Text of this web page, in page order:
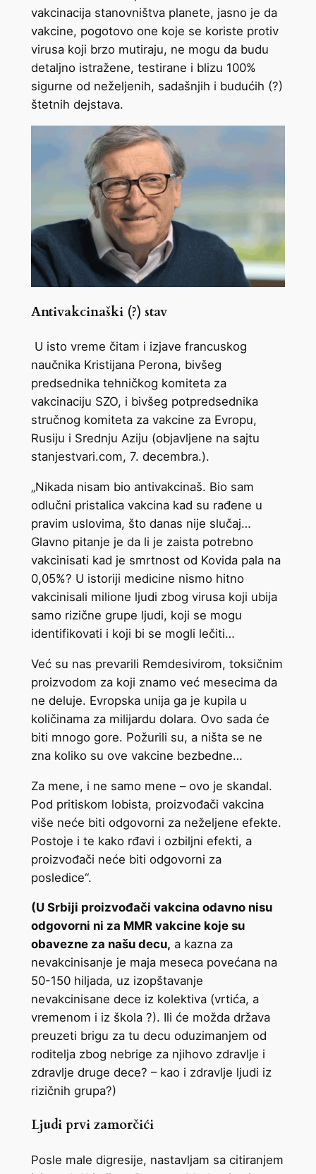
vakcinacija stanovništva planete, jasno je da
vakcine, pogotovo one koje se koriste protiv
virusa koji brzo mutiraju, ne mogu da budu
detaljno istražene, testirane i blizu 100%
sigurne od neželjenih, sadašnjih i budućih (?)
štetnih dejstava.
Antivakcinaški (?) stav
U isto vreme čitam i izjave francuskog
naučnika Kristijana Perona, bivšeg
predsednika tehničkog komiteta za
vakcinaciju SZO, i bivšeg potpredsednika
stručnog komiteta za vakcine za Evropu,
Rusiju i Srednju Aziju (objavljene na sajtu
stanjestvari.com, 7. decembra.).
„Nikada nisam bio antivakcinaš. Bio sam
odlučni pristalica vakcina kad su rađene u
pravim uslovima, što danas nije slučaj…
Glavno pitanje je da li je zaista potrebno
vakcinisati kad je smrtnost od Kovida pala na
0,05%? U istoriji medicine nismo hitno
vakcinisali milione ljudi zbog virusa koji ubija
samo rizične grupe ljudi, koji se mogu
identifikovati i koji bi se mogli lečiti…
Već su nas prevarili Remdesivirom, toksičnim
proizvodom za koji znamo već mesecima da
ne deluje. Evropska unija ga je kupila u
količinama za milijardu dolara. Ovo sada će
biti mnogo gore. Požurili su, a ništa se ne
zna koliko su ove vakcine bezbedne…
Za mene, i ne samo mene – ovo je skandal.
Pod pritiskom lobista, proizvođači vakcina
više neće biti odgovorni za neželjene efekte.
Postoje i te kako rđavi i ozbiljni efekti, a
proizvođači neće biti odgovorni za
posledice“.
(U Srbiji proizvođači vakcina odavno nisu
odgovorni ni za MMR vakcine koje su
obavezne za našu decu, a kazna za
nevakcinisanje je maja meseca povećana na
50-150 hiljada, uz izopštavanje
nevakcinisane dece iz kolektiva (vrtića, a
vremenom i iz škola ?). Ili će možda država
preuzeti brigu za tu decu oduzimanjem od
roditelja zbog nebrige za njihovo zdravlje i
zdravlje druge dece? – kao i zdravlje ljudi iz
rizičnih grupa?)
Ljudi prvi zamorčići
Posle male digresije, nastavljam sa citiranjem